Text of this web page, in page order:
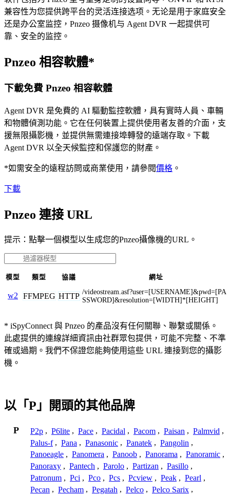
兼容性为您提供跨平台的灵活连接选项。无论是用于家庭安全
还是办公室监控，Pnzeo 摄像机与 Agent DVR 一起提供可
靠、安全的监控。
Pnzeo 相容軟體*
下載免費 Pnzeo 相容軟體
Agent DVR 是免費的 AI 驅動監控軟體，具有實時人員、車輛
和物體偵測功能。它在任何裝置上提供使用者友善的介面，支
援無限攝影機，並提供無需連接埠轉發的遠端存取。下載
Agent DVR 以全天候監控和保護您的財產。
*如需安全的遠程訪問或商業使用，請參閱價格 。
下載
Pnzeo 連接 URL
提示：點擊一個模型以生成您的Pnzeo攝像機的URL。
模型 類型 協議 網址
w2 FFMPEG HTTP /videostream.asf?user=[USERNAME]&pwd=[PA
SSWORD]&resolution=[WIDTH]*[HEIGHT]
* iSpyConnect 與 Pnzeo 的產品沒有任何關聯、聯繫或關係。
此處提供的連線詳細資訊由社群眾包提供，可能不完整、不準
確或過期。我們不保證您能夠使用這些 URL 連接到您的攝影
機。
以「P」開頭的其他品牌
P P2p , P6lite , Pace , Pacidal , Pacom , Paisan , Palmvid ,
Palus-f , Pana , Panasonic , Panatek , Pangolin ,
Panoeagle , Panomera , Panoob , Panorama , Panoramic ,
Panoraxy , Pantech , Parolo , Partizan , Pasillo ,
Patronum , Pci , Pco , Pcs , Pcview , Peak , Pearl ,
Pecan , Pecham , Pegatah , Pelco , Pelco Sarix ,